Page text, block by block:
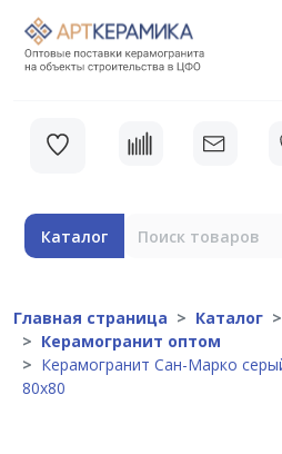
Каталог
Главная страница
Каталог
Керамогранит оптом
Керамогранит Сан-Марко
80х80